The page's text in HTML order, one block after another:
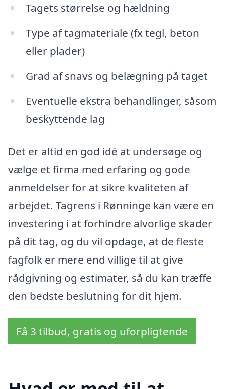
Tagets størrelse og hældning
Type af tagmateriale (fx tegl, beton
eller plader)
Grad af snavs og belægning på taget
Eventuelle ekstra behandlinger, såsom
beskyttende lag
Det er altid en god idé at undersøge og
vælge et firma med erfaring og gode
anmeldelser for at sikre kvaliteten af
arbejdet. Tagrens i Rønninge kan være en
investering i at forhindre alvorlige skader
på dit tag, og du vil opdage, at de fleste
fagfolk er mere end villige til at give
rådgivning og estimater, så du kan træffe
den bedste beslutning for dit hjem.
Få 3 tilbud, gratis og uforpligtende